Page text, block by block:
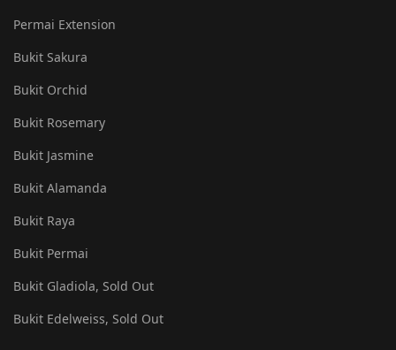
Permai Extension
Bukit Sakura
Bukit Orchid
Bukit Rosemary
Bukit Jasmine
Bukit Alamanda
Bukit Raya
Bukit Permai
Bukit Gladiola, Sold Out
Bukit Edelweiss, Sold Out